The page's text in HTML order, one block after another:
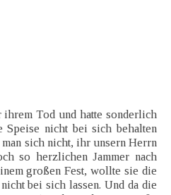
Tod und hatte sonderlich
nicht bei sich behalten
sich nicht, ihr unsern Herrn
so herzlichen Jammer nach
großen Fest, wollte sie die
bei sich lassen. Und da die